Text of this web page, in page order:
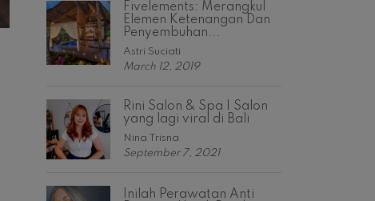
Fivelements: Merangkul
Elemen Ketenangan Dan
Penyembuhan...
Astri Suciati
March 12, 2019
Rini Salon & Spa | Salon
yang lagi viral di Bali
Nina Trisna
September 7, 2021
Inilah Perawatan Anti